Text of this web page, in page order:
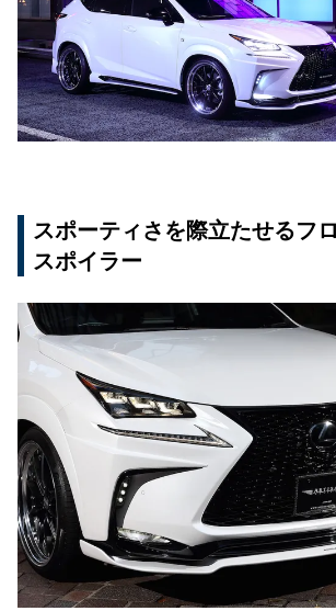
スポーティさを際立たせるフ
スポイラー